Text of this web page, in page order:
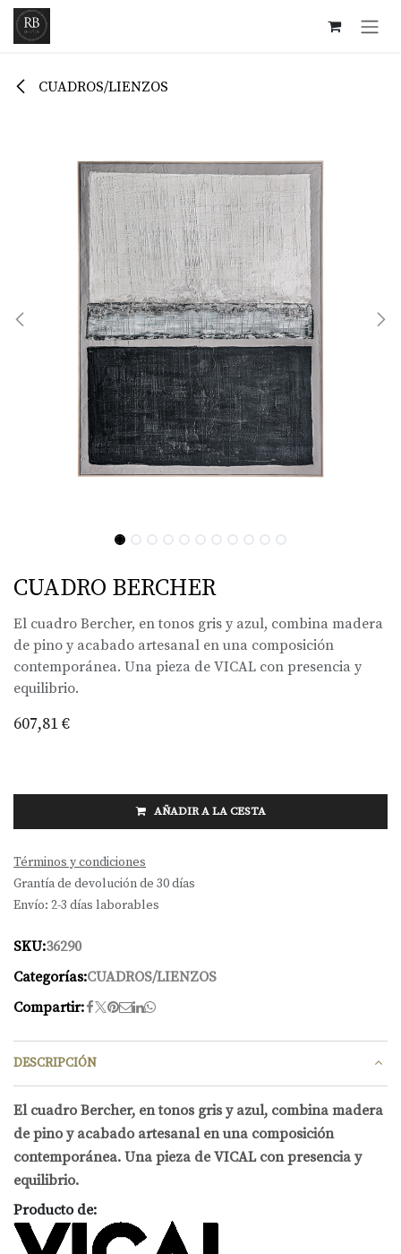
Ir al contenido
CUADROS/LIENZOS
CUADRO BERCHER
El cuadro Bercher, en tonos gris y azul, combina madera
de pino y acabado artesanal en una composición
contemporánea. Una pieza de VICAL con presencia y
equilibrio.
607,81€
AÑADIR A LA CESTA
Términos y condiciones
Grantía de devolución de 30 días
Envío: 2-3 días laborables
SKU:36290
Categorías:CUADROS/LIENZOS
Compartir:
DESCRIPCIÓN
El cuadro Bercher, en tonos gris y azul, combina madera
de pino y acabado artesanal en una composición
contemporánea. Una pieza de VICAL con presencia y
equilibrio.
Producto de: